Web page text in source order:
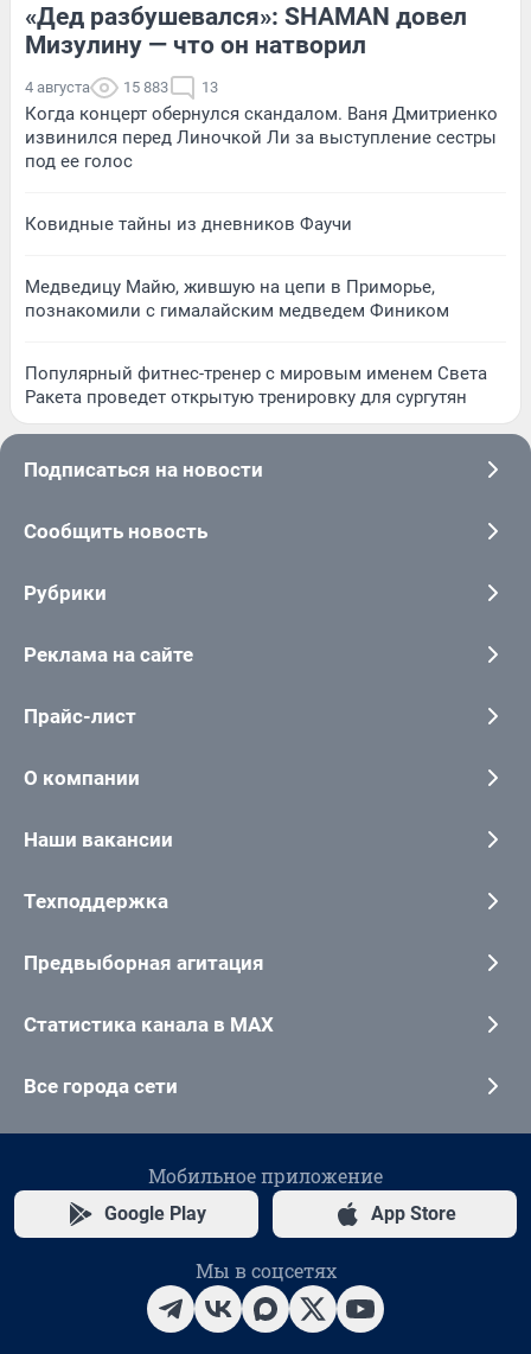
«Дед разбушевался»: SHAMAN довел
Мизулину — что он натворил
4 августа 15 883 13
Когда концерт обернулся скандалом. Ваня Дмитриенко
извинился перед Линочкой Ли за выступление сестры
под ее голос
Ковидные тайны из дневников Фаучи
Медведицу Майю, жившую на цепи в Приморье,
познакомили с гималайским медведем Фиником
Популярный фитнес-тренер с мировым именем Света
Ракета проведет открытую тренировку для сургутян
Подписаться на новости
Сообщить новость
Рубрики
Реклама на сайте
Прайс-лист
О компании
Наши вакансии
Техподдержка
Предвыборная агитация
Статистика канала в MAX
Все города сети
Мобильное приложение
Google Play App Store
Мы в соцсетях